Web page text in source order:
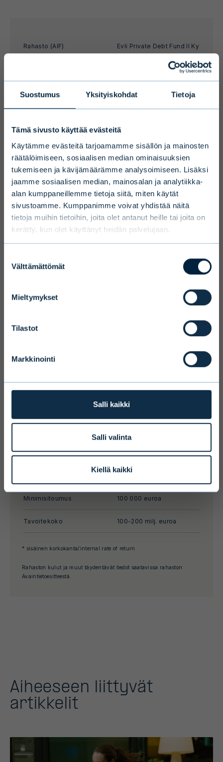
Suostumus Yksityiskohdat Tietoja
Tämä sivusto käyttää evästeitä
Käytämme evästeitä tarjoamamme sisällön ja mainosten
räätälöimiseen, sosiaalisen median ominaisuuksien
tukemiseen ja kävijämäärämme analysoimiseen. Lisäksi
jaamme sosiaalisen median, mainosalan ja analytiikka-
alan kumppaneillemme tietoja siitä, miten käytät
sivustoamme. Kumppanimme voivat yhdistää näitä
tietoja muihin tietoihin, joita olet antanut heille tai joita on
kerätty, kun olet käyttänyt heidän palvelujaan.
valinta
Välttämättömät
Mieltymykset
Tilastot
Markkinointi
Salli kaikki
Salli valinta
Kiellä kaikki
Rahasto (AIF) Evli Private Debt Fund II Ky
Vaihtoehtorahastonhoitaja
Evli-Rahastoyhtiö Oy
Maantieteellinen fokus
Pohjois-Amerikka ja
Sijoituskohteet
Private Debt -lainoihin
sijoittavat pääomarahastot
(primary, secondary)
Strategia Rahastojen rahasto
Sijoitusperiodi
kassavirtatavoite 4-5%
kassavirtatuottotavoite
markkinaolosuhteiden
vaikuttavat
sijoitustoiminnan
onnistuminen ja toteutunut
markkinakehitys.
Asetettua tavoiteltua
saavuteta. Sijoituksen
ja sijoittaja voi menettää
sijoittamansa pääoman
Minimisitoumus 100 000 euroa
Tavoitekoko 100-200 milj. euroa
* sisäinen korkokanta/internal rate of return
Rahaston kulut ja muut täydentävät tiedot saatavissa rahaston
Avaintietoesitteestä.
Aiheeseen liittyvät
artikkelit
sijoittajat
Pitkän sijoitushorisontin ja korkean
riskin vuoksi Evlin vaihtoehtoiset
sijoitusrahastot on tarkoitettu
ammattimaisille ja rajoitetulle joukolle ei-
ammattimaisia asiakkaita, jotka tekevät
vähintään 100 000 euron sijoituksen ja
ymmärrys rahastosta ja sen
ammattimainen sijoittaja tai minulla on
HYVÄKSYN
POISTU